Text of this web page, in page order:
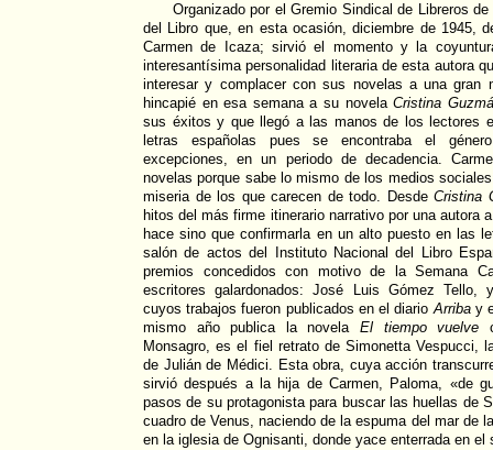
Organizado por el Gremio Sindical de Libreros
del Libro que, en esta ocasión, diciembre de 1945,
Carmen de Icaza; sirvió el momento y la
interesantísima personalidad literaria de esta autora
interesar y complacer con sus novelas a una gran
hincapié en esa semana a su novelaCristina
sus éxitos y que llegó a las manos de los lectores
letras españolas pues se encontraba el
excepciones, en un periodo de decadencia.
novelas porque sabe lo mismo de los medios
miseria de los que carecen de todo. Desde Cristina
hitos del más firme itinerario narrativo por una autora
hace sino que confirmarla en un alto puesto en las
salón de actos del Instituto Nacional del Libro
premios concedidos con motivo de la Semana
escritores galardonados: José Luis Gómez Tello,
cuyos trabajos fueron publicados en el diarioArribay
mismo año publica la novela El tiempo vuelve
Monsagro, es el fiel retrato de Simonetta Vespucci,
de Julián de Médici. Esta obra, cuya acción
sirvió después a la hija de Carmen, Paloma, «de
pasos de su protagonista para buscar las huellas de
cuadro de Venus, naciendo de la espuma del mar de
en la iglesia de Ognisanti, donde yace enterrada en el